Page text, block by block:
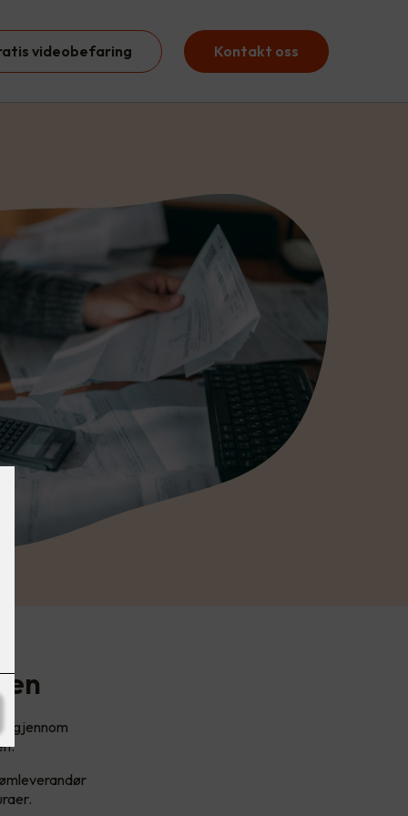
videobefaring Kontakt oss
gjennom